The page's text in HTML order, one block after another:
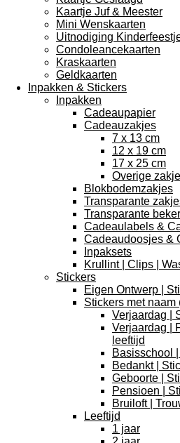
Kaartje Juf & Meester
Mini Wenskaarten
Uitnodiging
Condoleancekaarten
Kraskaarten
Geldkaarten
Inpakken & Stickers
Inpakken
Cadeaupapier
Cadeauzakjes
7 x 13 cm
12 x 19 cm
17 x 25 cm
Overige
Blokbodemzakjes
Transparante
Transparante
Cadeaulabels &
Cadeaudoosjes &
Inpaksets
Krullint | Clips |
Stickers
Eigen Ontwerp |
Stickers met naam
Verjaardag |
Verjaardag |
leeftijd
Basisschool
Bedankt |
Geboorte |
Pensioen |
Bruiloft |
Leeftijd
1 jaar